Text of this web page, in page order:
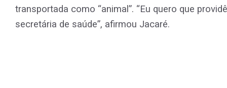
transportada como “animal”. “Eu quero que
secretária de saúde”, afirmou Jacaré.